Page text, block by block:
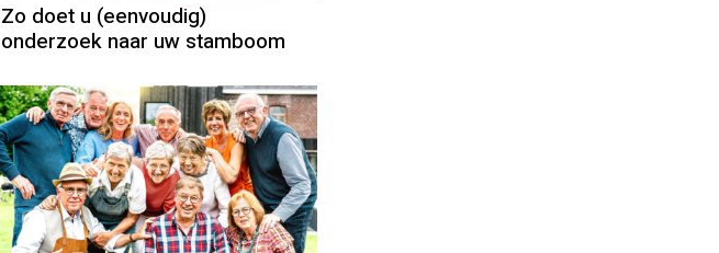
Zo doet u (eenvoudig)
onderzoek naar uw stamboom